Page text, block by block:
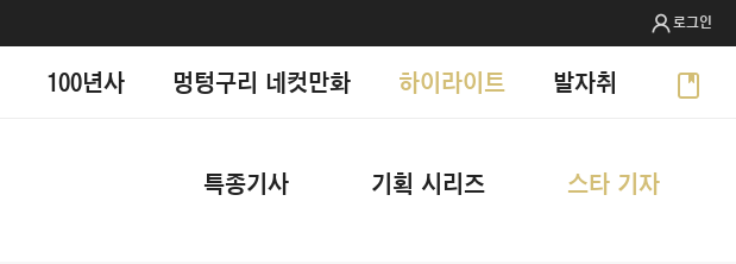
로그인
100년사 멍텅구리 네컷만화 하이라이트 발자취
특종기사 기획 시리즈 스타 기자